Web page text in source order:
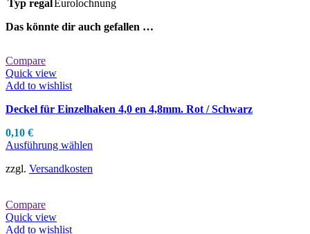
Typ regalEurolochnung
Das könnte dir auch gefallen …
Compare
Quick view
Add to wishlist
Deckel für Einzelhaken 4,0 en 4,8mm. Rot / Schwarz
0,10 €
Ausführung wählen
weist
zzgl. Versandkosten
Compare
Quick view
Add to wishlist